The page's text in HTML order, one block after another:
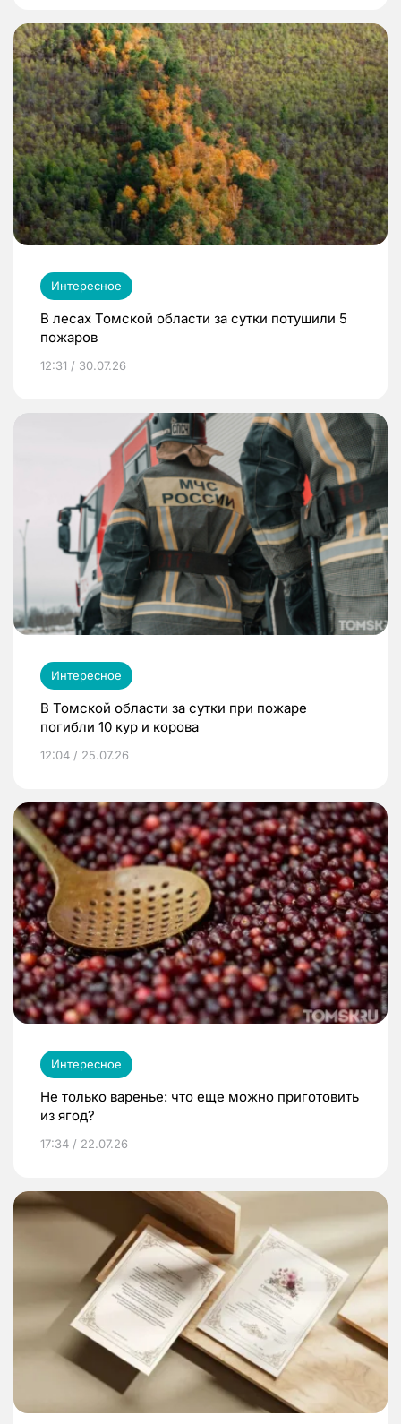
Интересное
В лесах Томской области за сутки потушили 5
пожаров
12:31 / 30.07.26
Интересное
В Томской области за сутки при пожаре
погибли 10 кур и корова
12:04 / 25.07.26
Интересное
Не только варенье: что еще можно приготовить
из ягод?
17:34 / 22.07.26